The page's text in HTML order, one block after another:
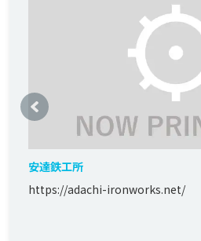
安達鉄工所
https://adachi-ironworks.net/